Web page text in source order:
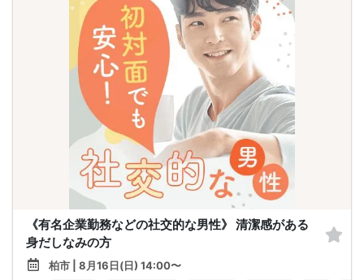
《有名企業勤務などの社交的な男性》 清潔感がある
身だしなみの方
柏市 | 8月16日(日) 14:00〜